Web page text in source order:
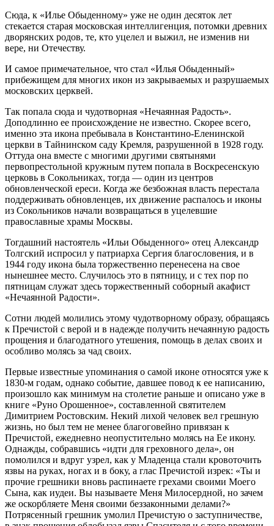
Сюда, к «Илье Обыденному» уже не один десяток лет
стекается старая московская интеллигенция, потомки древних
дворянских родов, те, кто уцелел и выжил, не изменив ни
вере, ни Отечеству.
И самое примечательное, что стал «Илья Обыденный»
прибежищем для многих икон из закрываемых и разрушаемых
московских церквей.
Так попала сюда и чудотворная «Нечаянная Радость».
Доподлинно ее происхождение не известно. Скорее всего,
именно эта икона пребывала в Константино-Еленинской
церкви в Тайнинском саду Кремля, разрушенной в 1928 году.
Оттуда она вместе с многими другими святынями
первопрестольной кружным путем попала в Воскресенскую
церковь в Сокольниках, тогда — один из центров
обновленческой ереси. Когда же безбожная власть перестала
поддерживать обновленцев, их движение распалось и иконы
из Сокольников начали возвращаться в уцелевшие
православные храмы Москвы.
Тогдашний настоятель «Ильи Обыденного» отец Александр
Толгский испросил у патриарха Сергия благословения, и в
1944 году икона была торжественно перенесена на свое
нынешнее место. Случилось это в пятницу, и с тех пор по
пятницам служат здесь торжественный соборный акафист
«Нечаянной Радости».
Сотни людей молились этому чудотворному образу, обращаясь
к Пречистой с верой и в надежде получить нечаянную радость
прощения и благодатного утешения, помощь в делах своих и
особливо молясь за чад своих.
Первые известные упоминания о самой иконе относятся уже к
1830-м годам, однако событие, давшее повод к ее написанию,
произошло как минимум на столетие раньше и описано уже в
книге «Руно Орошенное», составленной святителем
Димитрием Ростовским. Некий лихой человек вел грешную
жизнь, но был тем не менее благоговейно привязан к
Пречистой, ежедневно неопустительно молясь на Ее икону.
Однажды, собравшись «идти для греховного дела», он
помолился и вдруг узрел, как у Младенца стали кровоточить
язвы на руках, ногах и в боку, а глас Пречистой изрек: «Ты и
прочие грешники вновь распинаете грехами своими Моего
Сына, как иудеи. Вы называете Меня Милосердной, но зачем
же оскорбляете Меня своими беззаконными делами?»
Потрясенный грешник умолил Пречистую о заступничестве,